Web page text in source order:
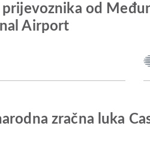
od
Airport
zračna luka